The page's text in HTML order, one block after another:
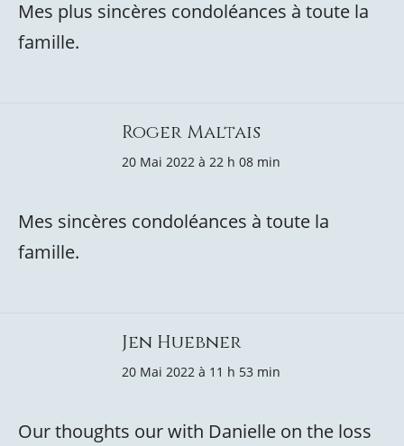
Mes plus sincères condoléances à toute la
famille.
Roger Maltais
20 Mai 2022 à 22 h 08 min
Mes sincères condoléances à toute la
famille.
Jen Huebner
20 Mai 2022 à 11 h 53 min
Our thoughts our with Danielle on the loss